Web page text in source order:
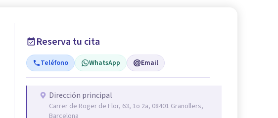
Reserva tu cita
Teléfono WhatsApp Email
Dirección principal
Carrer de Roger de Flor, 63, 1o 2a, 08401 Granollers,